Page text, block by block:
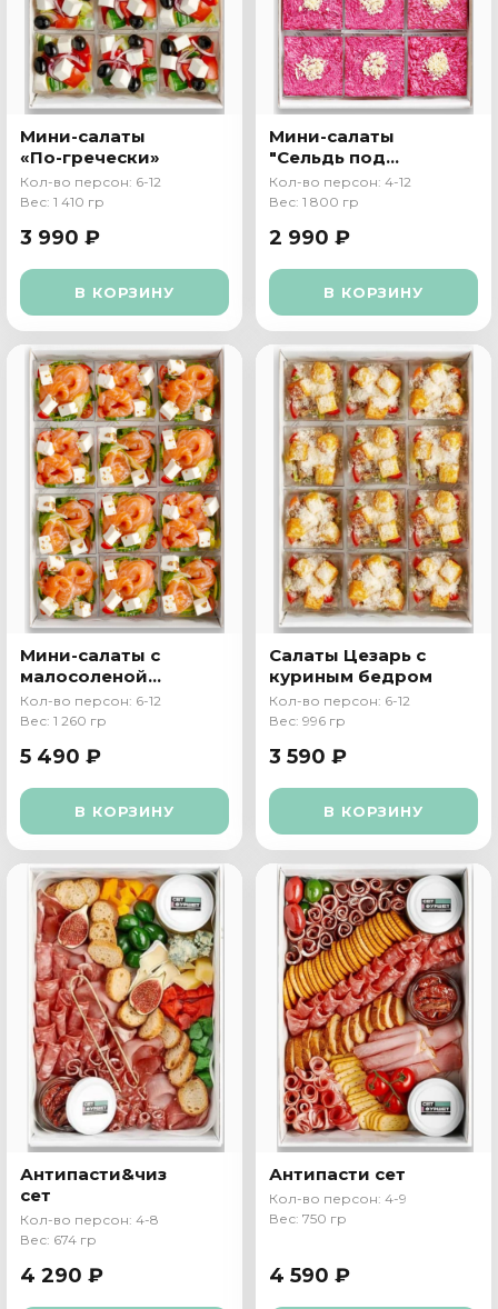
Мини-салаты
«По-гречески»
Кол-во персон: 6-12
Вес: 1 410 гр
3 990 ₽
В КОРЗИНУ
Мини-салаты
"Сельдь под
шубой"
Кол-во персон: 4-12
Вес: 1 800 гр
2 990 ₽
В КОРЗИНУ
Мини-салаты с
малосоленой
семгой
Кол-во персон: 6-12
Вес: 1 260 гр
5 490 ₽
В КОРЗИНУ
Салаты Цезарь с
куриным бедром
Кол-во персон: 6-12
Вес: 996 гр
3 590 ₽
В КОРЗИНУ
Антипасти&чиз
сет
Кол-во персон: 4-8
Вес: 674 гр
4 290 ₽
Антипасти сет
Кол-во персон: 4-9
Вес: 750 гр
4 590 ₽